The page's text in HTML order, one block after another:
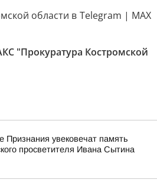
области в Telegram | MAX
"Прокуратура Костромской
Признания увековечат память
просветителя Ивана Сытина